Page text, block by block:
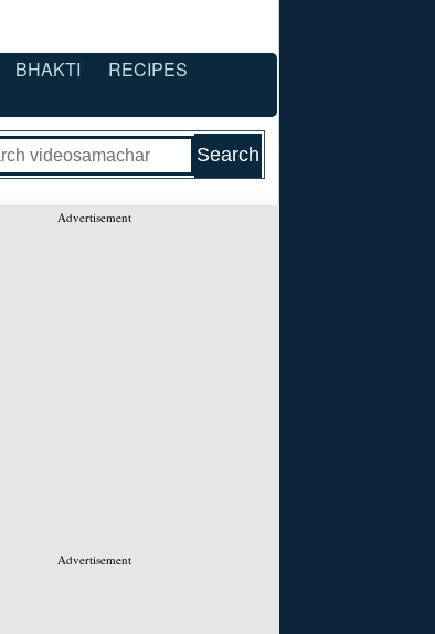
BHAKTI
RECIPES
Advertisement
Advertisement